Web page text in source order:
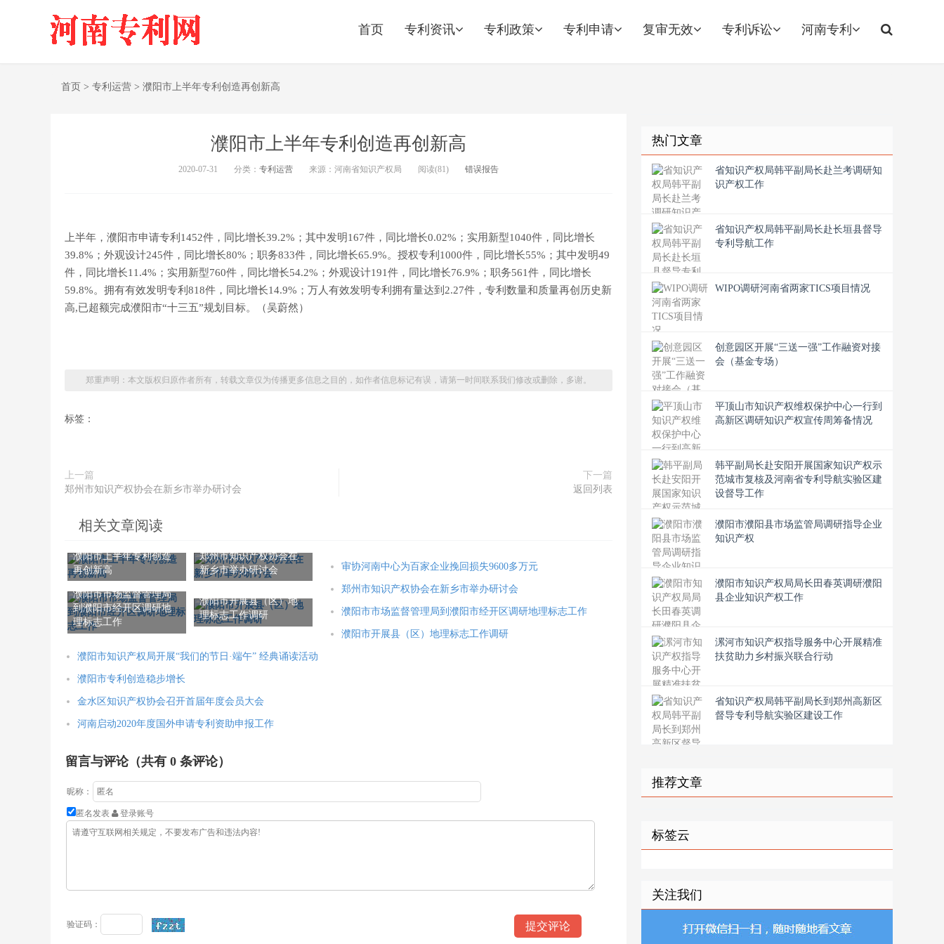
首页 专利资讯 专利政策 专利申请 复审无效 专利诉讼 河南专利
首页 > 专利运营 > 濮阳市上半年专利创造再创新高
濮阳市上半年专利创造再创新高
2020-07-31 分类： 专利运营 来源：河南省知识产权局 阅读(81) 错误报告
上半年，濮阳市申请专利1452件，同比增长39.2%；其中发明167件，同比增长0.02%；实用新型1040件，同比增长
39.8%；外观设计245件，同比增长80%；职务833件，同比增长65.9%。授权专利1000件，同比增长55%；其中发明49
件，同比增长11.4%；实用新型760件，同比增长54.2%；外观设计191件，同比增长76.9%；职务561件，同比增长
59.8%。拥有有效发明专利818件，同比增长14.9%；万人有效发明专利拥有量达到2.27件，专利数量和质量再创历史新
高,已超额完成濮阳市“十三五”规划目标。（吴蔚然）
郑重声明：本文版权归原作者所有，转载文章仅为传播更多信息之目的，如作者信息标记有误，请第一时间联系我们修改或删除，多谢。
标签：
上一篇
郑州市知识产权协会在新乡市举办研讨会
下一篇
返回列表
相关文章阅读
濮阳市上半年专利创造
再创新高
郑州市知识产权协会在
新乡市举办研讨会
濮阳市市场监督管理局
到濮阳市经开区调研地
理标志工作
濮阳市开展县（区）地
理标志工作调研
审协河南中心为百家企业挽回损失9600多万元
郑州市知识产权协会在新乡市举办研讨会
濮阳市市场监督管理局到濮阳市经开区调研地理标志工作
濮阳市开展县（区）地理标志工作调研
濮阳市知识产权局开展“我们的节日·端午” 经典诵读活动
濮阳市专利创造稳步增长
金水区知识产权协会召开首届年度会员大会
河南启动2020年度国外申请专利资助申报工作
留言与评论（共有 0 条评论）
昵称：
匿名发表 登录账号
验证码：
热门文章
省知识产权局韩平副局长赴兰考调研知
识产权工作
省知识产权局韩平副局长赴长垣县督导
专利导航工作
WIPO调研河南省两家TICS项目情况
创意园区开展“三送一强”工作融资对接
会（基金专场）
平顶山市知识产权维权保护中心一行到
高新区调研知识产权宣传周筹备情况
韩平副局长赴安阳开展国家知识产权示
范城市复核及河南省专利导航实验区建
设督导工作
濮阳市濮阳县市场监管局调研指导企业
知识产权
濮阳市知识产权局局长田春英调研濮阳
县企业知识产权工作
漯河市知识产权指导服务中心开展精准
扶贫助力乡村振兴联合行动
省知识产权局韩平副局长到郑州高新区
督导专利导航实验区建设工作
推荐文章
标签云
关注我们